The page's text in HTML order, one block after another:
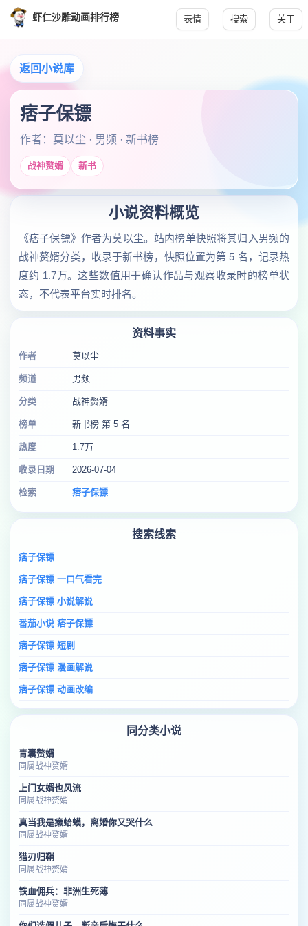
虾仁沙雕动画排行榜 表情 搜索 关于
返回小说库
痞子保镖
作者：莫以尘 · 男频 · 新书榜
战神赘婿 新书
小说资料概览
《痞子保镖》作者为莫以尘。站内榜单快照将其归入男频的
战神赘婿分类，收录于新书榜，快照位置为第 5 名，记录热
度约 1.7万。这些数值用于确认作品与观察收录时的榜单状
态，不代表平台实时排名。
资料事实
作者 莫以尘
频道 男频
分类 战神赘婿
榜单 新书榜 第 5 名
热度 1.7万
收录日期 2026-07-04
检索 痞子保镖
搜索线索
痞子保镖
痞子保镖 一口气看完
痞子保镖 小说解说
番茄小说 痞子保镖
痞子保镖 短剧
痞子保镖 漫画解说
痞子保镖 动画改编
同分类小说
青囊赘婿
同属战神赘婿
上门女婿也风流
同属战神赘婿
真当我是癞蛤蟆，离婚你又哭什么
同属战神赘婿
猎刃归鞘
同属战神赘婿
铁血佣兵：非洲生死薄
同属战神赘婿